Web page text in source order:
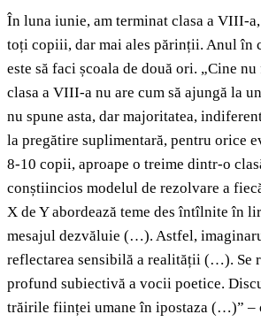
În luna iunie, am terminat clasa a VIII-
toți copiii, dar mai ales părinții. Anul în
este să faci școala de două ori. „Cine
clasa a VIII-a nu are cum să ajungă la
nu spune asta, dar majoritatea,
la pregătire suplimentară, pentru orice
8-10 copii, aproape o treime dintr-o
conștiincios modelul de rezolvare a
X de Y abordează teme des întîlnite în
mesajul dezvăluie (…). Astfel,
reflectarea sensibilă a realității (…). Se
profund subiectivă a vocii poetice.
trăirile ființei umane în ipostaza (…)” –